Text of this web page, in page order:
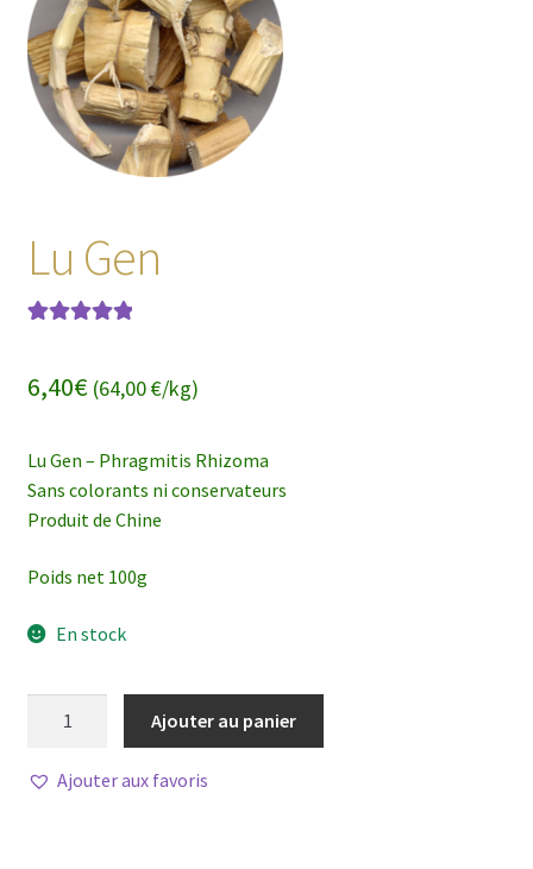
Lu Gen
notation
6,40€(64,00 €/kg)
Lu Gen – Phragmitis Rhizoma
Sans colorants ni conservateurs
Produit de Chine
Poids net 100g
En stock
Gen
Ajouter au panier
Ajouter aux favoris